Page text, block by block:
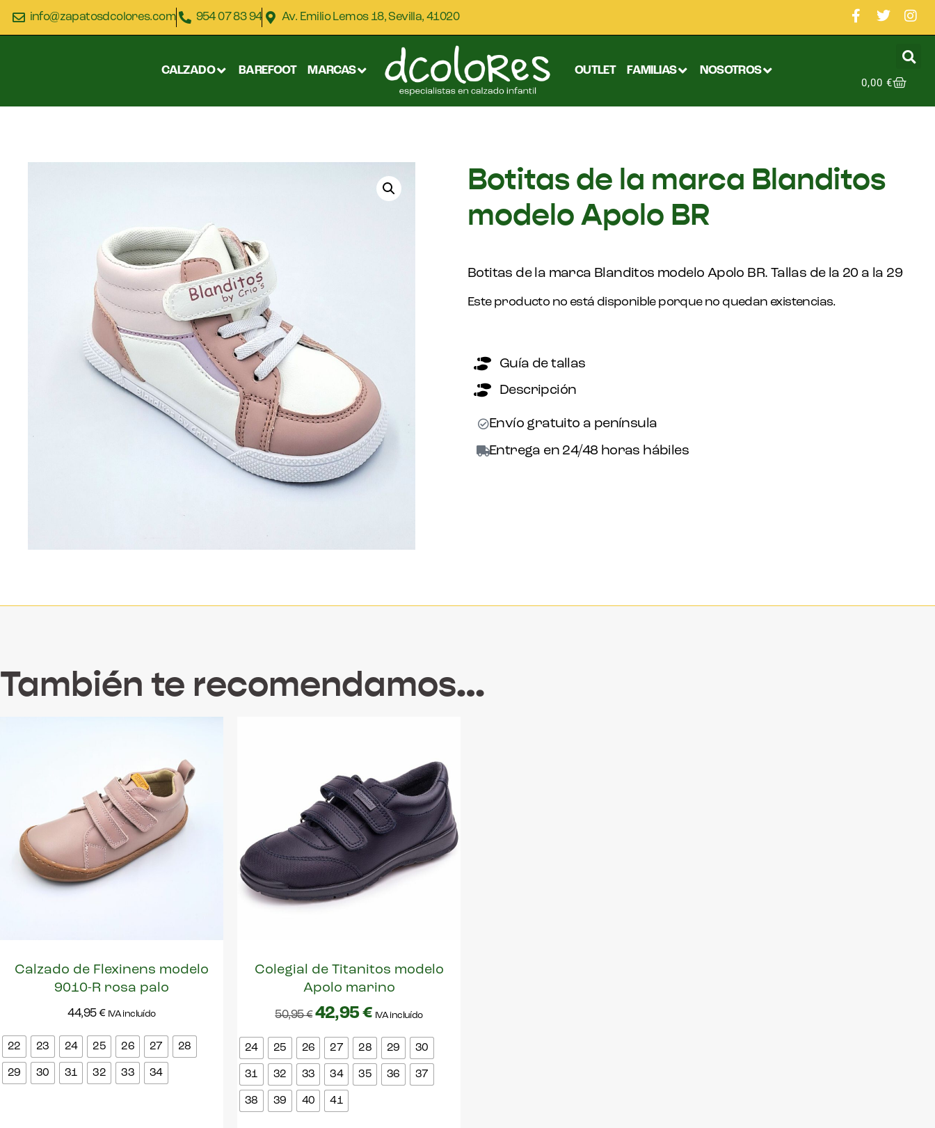
info@zapatosdcolores.com 954 07 83 94 Av. Emilio Lemos 18, Sevilla, 41020
CALZADO BAREFOOT MARCAS OUTLET FAMILIAS NOSOTROS
0,00 €
Botitas de la marca Blanditos
modelo Apolo BR
Botitas de la marca Blanditos modelo Apolo BR. Tallas de la 20 a la 29
Este producto no está disponible porque no quedan existencias.
Guía de tallas
Descripción
Envío gratuito a península
Entrega en 24/48 horas hábiles
También te recomendamos…
Calzado de Flexinens modelo
9010-R rosa palo
44,95€ IVA incluído
22 23 24 25 26 27 28
29 30 31 32 33 34
Colegial de Titanitos modelo
Apolo marino
50,95€ 42,95€ IVA incluído
24 25 26 27 28 29 30
31 32 33 34 35 36 37
38 39 40 41